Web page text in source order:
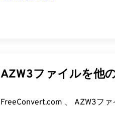
AZW3ファイルを他